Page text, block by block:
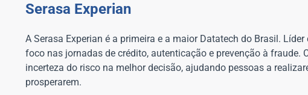
Serasa Experian
A Serasa Experian é a primeira e a maior Datatech do Brasil.
foco nas jornadas de crédito, autenticação e prevenção à
incerteza do risco na melhor decisão, ajudando pessoas a
prosperarem.